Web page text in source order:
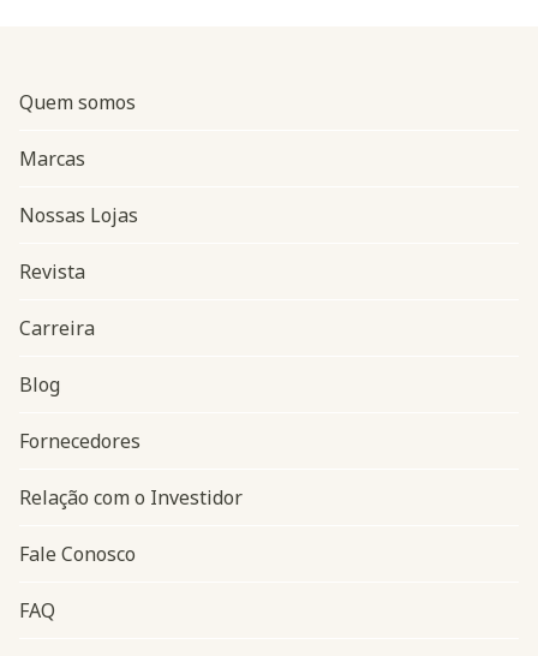
Navegação do rodapé
Quem somos
Marcas
Nossas Lojas
Revista
Carreira
Blog
Fornecedores
Relação com o Investidor
Fale Conosco
FAQ